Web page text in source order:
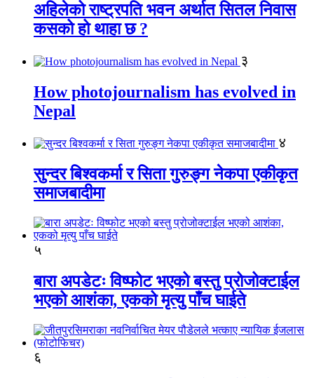
अहिलेको राष्ट्रपति भवन अर्थात सितल निवास
कसको हो थाहा छ ?
३
How photojournalism has evolved in
Nepal
४
सुन्दर बिश्वकर्मा र सिता गुरुङ्ग नेकपा एकीकृत
समाजबादीमा
५
बारा अपडेटः विष्फोट भएको बस्तु प्रोजोक्टाईल
भएको आशंका, एकको मृत्यु पाँच घाईते
६